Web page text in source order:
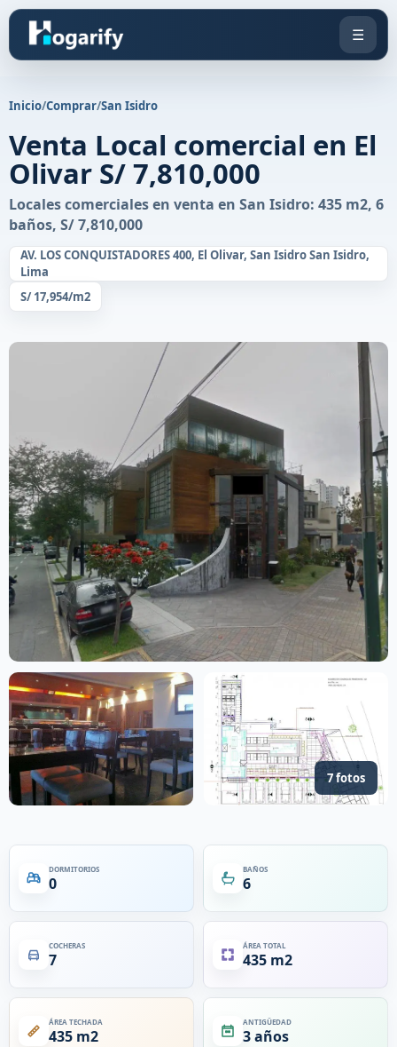
☰
Inicio/Comprar/San Isidro
Venta Local comercial en El
Olivar S/ 7,810,000
Locales comerciales en venta en San Isidro: 435 m2, 6
baños, S/ 7,810,000
AV. LOS CONQUISTADORES 400, El Olivar, San Isidro San Isidro,
Lima
S/ 17,954/m2
7 fotos
DORMITORIOS
0
BAÑOS
6
COCHERAS
7
ÁREA TOTAL
435 m2
ÁREA TECHADA
435 m2
ANTIGÜEDAD
3 años